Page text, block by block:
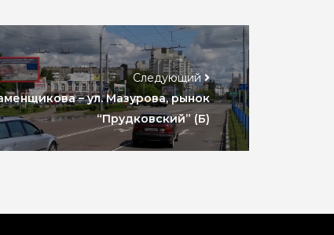
Следующий
– ул. Мазурова, рынок
“Прудковский” (Б)